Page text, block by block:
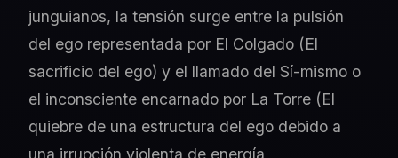
junguianos, la tensión surge entre la pulsión
del ego representada por El Colgado (El
sacrificio del ego) y el llamado del Sí-mismo o
el inconsciente encarnado por La Torre (El
quiebre de una estructura del ego debido a